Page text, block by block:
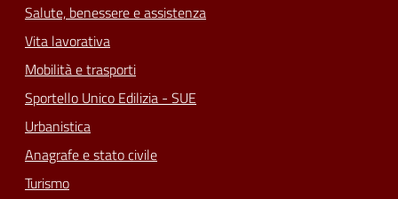
Salute, benessere e assistenza
Vita lavorativa
Mobilità e trasporti
Sportello Unico Edilizia - SUE
Urbanistica
Anagrafe e stato civile
Turismo